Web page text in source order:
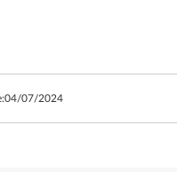
04/07/2024